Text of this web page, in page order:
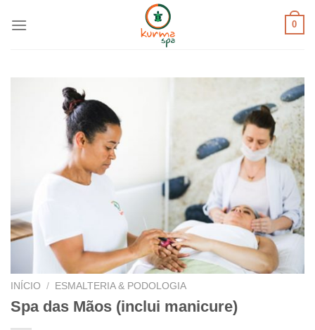
0
INÍCIO / ESMALTERIA & PODOLOGIA
Spa das Mãos (inclui manicure)